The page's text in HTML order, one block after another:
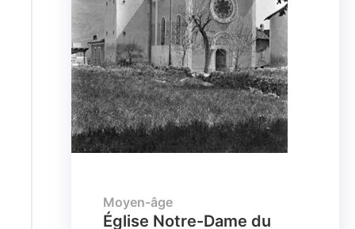
Moyen-âge
Église Notre-Dame du